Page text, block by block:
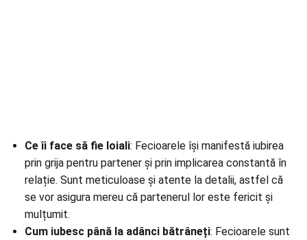
Ce îi face să fie loiali: Fecioarele își manifestă iubirea
prin grija pentru partener și prin implicarea constantă în
relație. Sunt meticuloase și atente la detalii, astfel că
se vor asigura mereu că partenerul lor este fericit și
mulțumit.
Cum iubesc până la adânci bătrâneți: Fecioarele sunt